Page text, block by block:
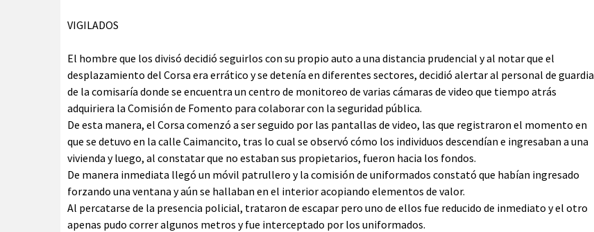
VIGILADOS
El hombre que los divisó decidió seguirlos con su propio auto a una distancia prudencial y al notar que el
desplazamiento del Corsa era errático y se detenía en diferentes sectores, decidió alertar al personal de guardia
de la comisaría donde se encuentra un centro de monitoreo de varias cámaras de video que tiempo atrás
adquiriera la Comisión de Fomento para colaborar con la seguridad pública.
De esta manera, el Corsa comenzó a ser seguido por las pantallas de video, las que registraron el momento en
que se detuvo en la calle Caimancito, tras lo cual se observó cómo los individuos descendían e ingresaban a una
vivienda y luego, al constatar que no estaban sus propietarios, fueron hacia los fondos.
De manera inmediata llegó un móvil patrullero y la comisión de uniformados constató que habían ingresado
forzando una ventana y aún se hallaban en el interior acopiando elementos de valor.
Al percatarse de la presencia policial, trataron de escapar pero uno de ellos fue reducido de inmediato y el otro
apenas pudo correr algunos metros y fue interceptado por los uniformados.